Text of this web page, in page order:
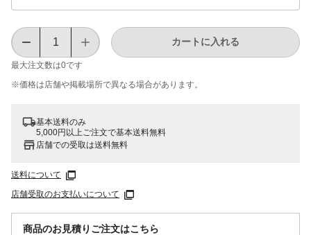
最大注文数は0です
カートに入れる
※価格は​店舗や​掲載場所で​異なる​場合が​あります。
基本送料のみ
5,000円以上ご注文で基本送料無料
店舗での受取は送料無料
送料について
店舗受取のお支払いについて
商品のお見積りご注文はこちら